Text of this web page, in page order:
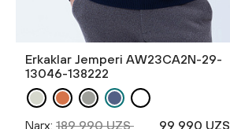
Erkaklar Jemperi AW23CA2N-29-
13046-138222
Narx: 189 990 UZS 99 990 UZS